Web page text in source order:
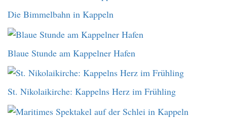
Die Bimmelbahn in Kappeln
Blaue Stunde am Kappelner Hafen
St. Nikolaikirche: Kappelns Herz im Frühling